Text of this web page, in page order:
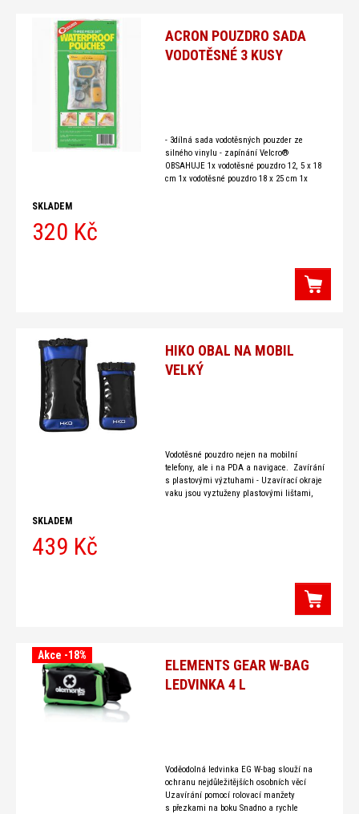
ACRON POUZDRO SADA
VODOTĚSNÉ 3 KUSY
- 3dílná sada vodotěsných pouzder ze
silného vinylu - zapínání Velcro®
OBSAHUJE 1x vodotěsné pouzdro 12, 5 x 18
cm 1x vodotěsné pouzdro 18 x 25 cm 1x
SKLADEM
320 Kč
HIKO OBAL NA MOBIL
VELKÝ
Vodotěsné pouzdro nejen na mobilní
telefony, ale i na PDA a navigace. Zavírání
s plastovými výztuhami - Uzavírací okraje
vaku jsou vyztuženy plastovými lištami,
SKLADEM
439 Kč
ELEMENTS GEAR W-BAG
LEDVINKA 4 L
Akce -18%
Voděodolná ledvinka EG W-bag slouží na
ochranu nejdůležitějších osobních věcí
Uzavírání pomocí rolovací manžety
s přezkami na boku Snadno a rychle